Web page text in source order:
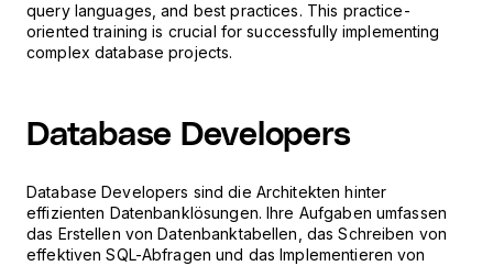
query languages, and best practices. This practice-
oriented training is crucial for successfully implementing
complex database projects.
Database Developers
Database Developers sind die Architekten hinter
effizienten Datenbanklösungen. Ihre Aufgaben umfassen
das Erstellen von Datenbanktabellen, das Schreiben von
effektiven SQL-Abfragen und das Implementieren von